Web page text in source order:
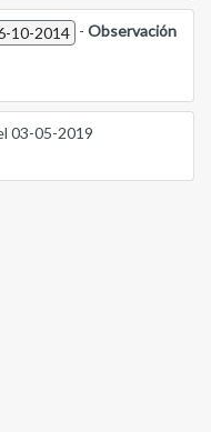
10-2014 - Observación
03-05-2019